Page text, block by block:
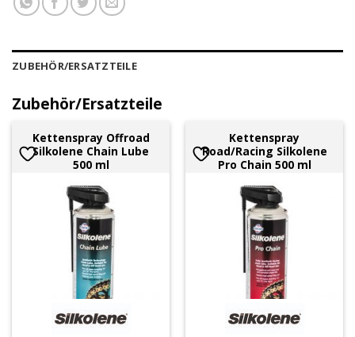
ZUBEHÖR/ERSATZTEILE
Zubehör/Ersatzteile
Kettenspray Offroad
Silkolene Chain Lube
500 ml
Kettenspray
Road/Racing Silkolene
Pro Chain 500 ml